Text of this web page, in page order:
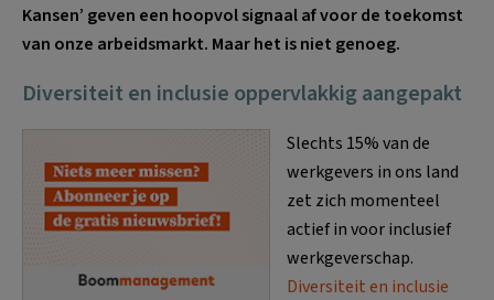
Kansen’ geven een hoopvol signaal af voor de toekomst
van onze arbeidsmarkt. Maar het is niet genoeg.
Diversiteit en inclusie oppervlakkig aangepakt
Slechts 15% van de
werkgevers in ons land
zet zich momenteel
actief in voor inclusief
werkgeverschap.
Diversiteit en inclusie